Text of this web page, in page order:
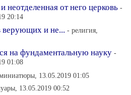
неотделенная от него церковь -
20:14
верующих и не... - религия,
на фундаментальную науку -
01:08
13.05.2019 01:05
13.05.2019 00:52